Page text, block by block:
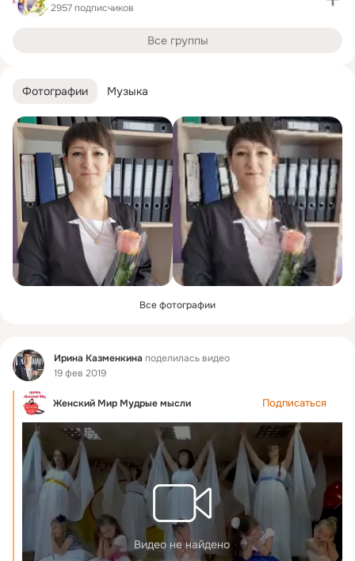
Фотографии Музыка
Все фотографии
Фид Ирина Казменкина поделилась видео
19 фев 2019
Женский Мир Мудрые мысли Подписаться
Видео не найдено
2957 подписчиков
Все группы